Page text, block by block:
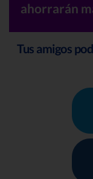
ahorrarán
Tus amigos